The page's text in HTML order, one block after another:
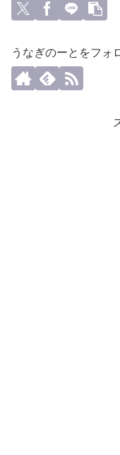
うなぎのーとをフォ